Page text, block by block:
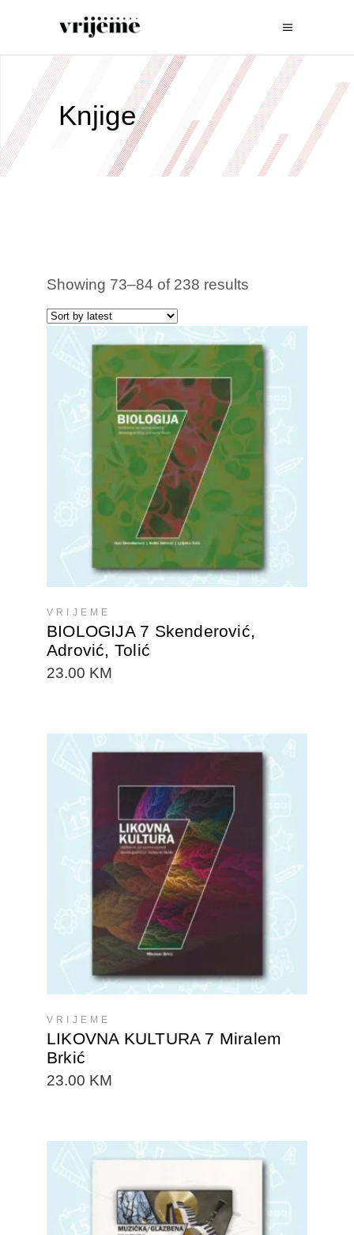
Knjige
Showing 73–84 of 238 results
DODAJTE U KORPU
VRIJEME
BIOLOGIJA 7 Skenderović,
Adrović, Tolić
23.00 KM
DODAJTE U KORPU
VRIJEME
LIKOVNA KULTURA 7 Miralem
Brkić
23.00 KM